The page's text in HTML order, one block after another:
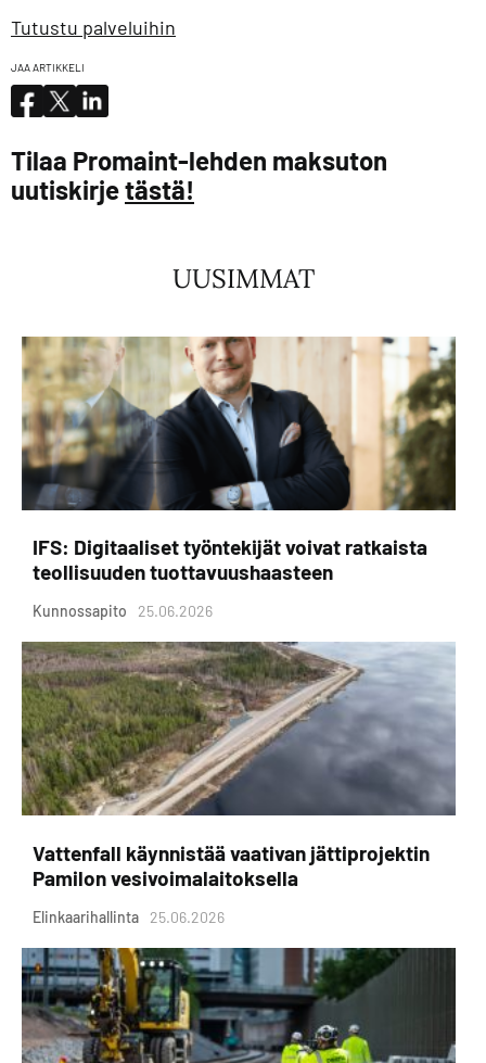
Tutustu palveluihin
JAA ARTIKKELI
Tilaa Promaint-lehden maksuton
uutiskirjetästä!
UUSIMMAT
IFS: Digitaaliset työntekijät voivat ratkaista
teollisuuden tuottavuushaasteen
Kunnossapito 25.06.2026
Vattenfall käynnistää vaativan jättiprojektin
Pamilon vesivoimalaitoksella
Elinkaarihallinta 25.06.2026